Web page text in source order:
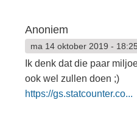
Anoniem
ma 14 oktober 2019 - 18:25
Ik denk dat die paar
ook wel zullen doen ;)
https://gs.statcounter.co...